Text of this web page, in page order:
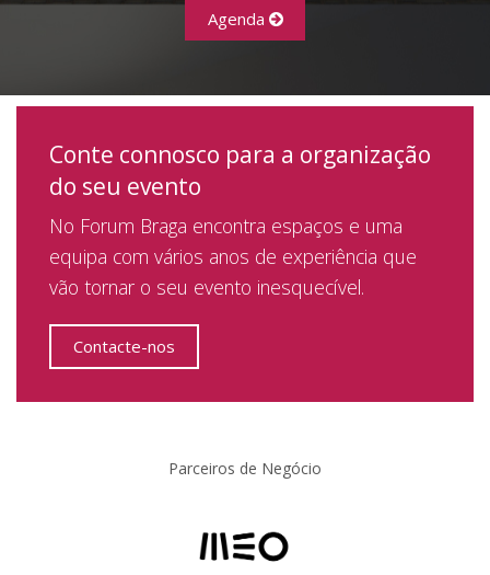
Agenda
Conte connosco para a organização
do seu evento
No Forum Braga encontra espaços e uma
equipa com vários anos de experiência que
vão tornar o seu evento inesquecível.
Contacte-nos
Parceiros de Negócio